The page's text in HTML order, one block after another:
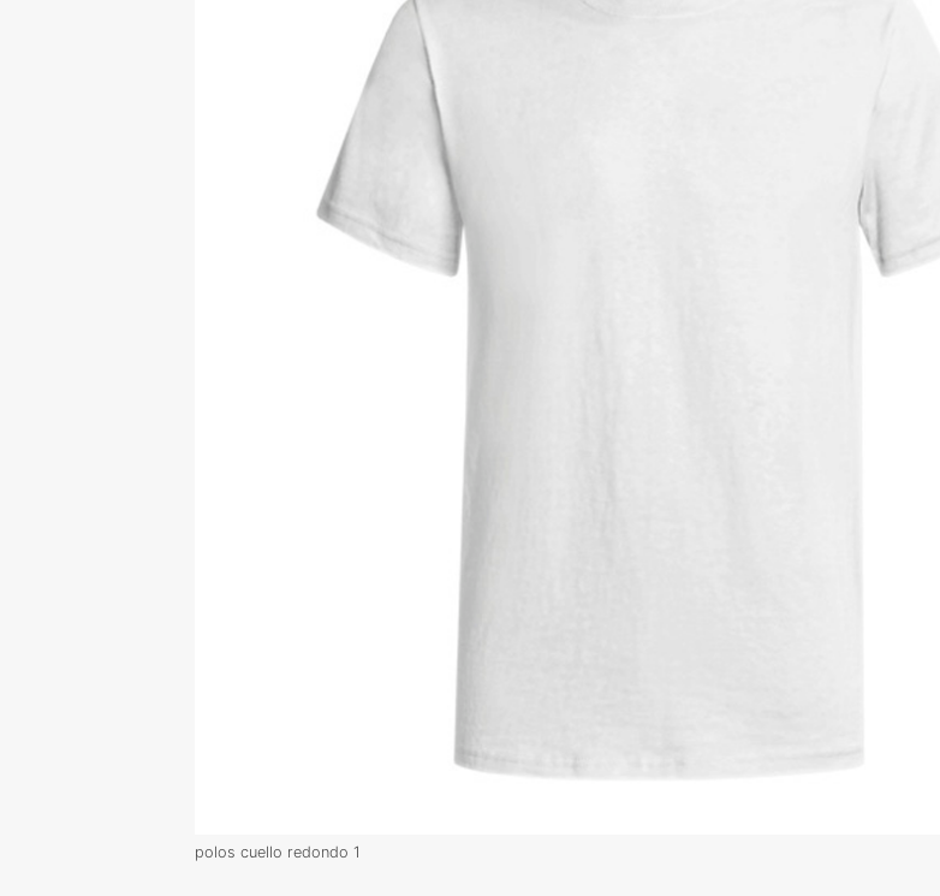
polos cuello redondo 1